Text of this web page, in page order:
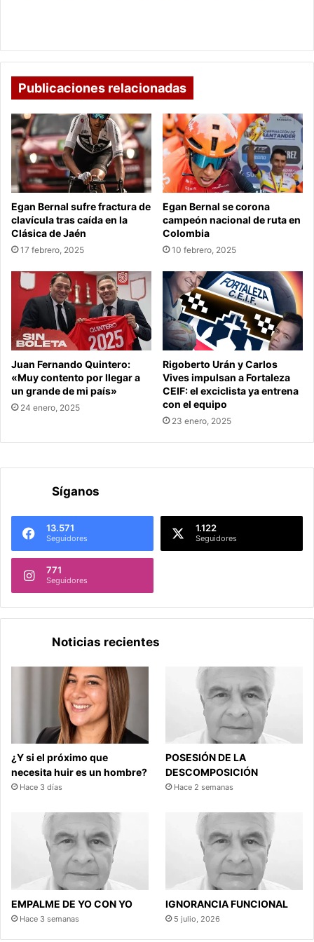
Publicaciones relacionadas
Egan Bernal sufre fractura de
clavícula tras caída en la
Clásica de Jaén
17 febrero, 2025
Egan Bernal se corona
campeón nacional de ruta en
Colombia
10 febrero, 2025
Juan Fernando Quintero:
«Muy contento por llegar a
un grande de mi país»
24 enero, 2025
Rigoberto Urán y Carlos
Vives impulsan a Fortaleza
CEIF: el exciclista ya entrena
con el equipo
23 enero, 2025
Síganos
13.571
Seguidores
1.122
Seguidores
771
Seguidores
Noticias recientes
¿Y si el próximo que
necesita huir es un hombre?
Hace 3 días
POSESIÓN DE LA
DESCOMPOSICIÓN
Hace 2 semanas
EMPALME DE YO CON YO
Hace 3 semanas
IGNORANCIA FUNCIONAL
5 julio, 2026